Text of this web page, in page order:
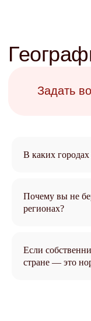
В каких городах
Почему вы не
регионах?
Если
стране — это
Управление